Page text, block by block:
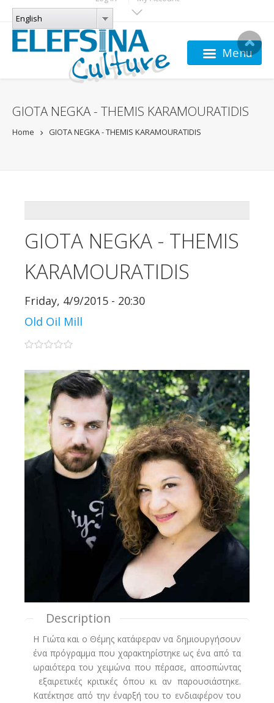
Skip to main content
LANGUAGES
English
English
Menu
GIOTA NEGKA - THEMIS KARAMOURATIDIS
Home GIOTA NEGKA - THEMIS KARAMOURATIDIS
GIOTA NEGKA - THEMIS
KARAMOURATIDIS
Friday, 4/9/2015 - 20:30
Old Oil Mill
0 stars
Description
Η Γιώτα και ο Θέμης κατάφεραν να δημιουργήσουν
ένα πρόγραμμα που χαρακτηρίστηκε ως ένα από τα
ωραιότερα του χειμώνα που πέρασε, αποσπώντας
εξαιρετικές κριτικές όπου κι αν παρουσιάστηκε.
Κατέκτησε από την έναρξή του το ενδιαφέρον του